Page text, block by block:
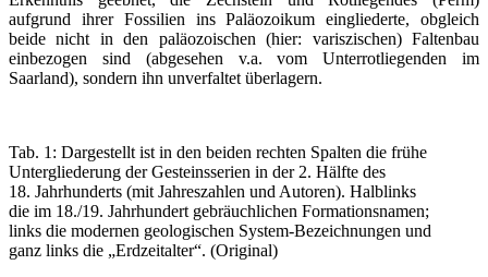
aufgrund ihrer Fossilien ins Paläozoikum eingliederte, obgleich
beide nicht in den paläozoischen (hier: variszischen) Faltenbau
einbezogen sind (abgesehen v.a. vom Unterrotliegenden im
Saarland), sondern ihn unverfaltet überlagern.
Tab. 1: Dargestellt ist in den beiden rechten Spalten die frühe
Untergliederung der Gesteinsserien in der 2. Hälfte des
18. Jahrhunderts (mit Jahreszahlen und Autoren). Halblinks
die im 18./19. Jahrhundert gebräuchlichen Formationsnamen;
links die modernen geologischen System-Bezeichnungen und
ganz links die „Erdzeitalter“. (Original)